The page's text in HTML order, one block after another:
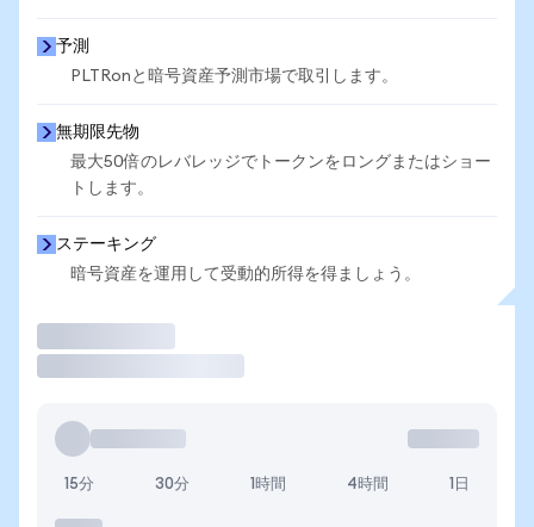
予測
PLTRonと暗号資産予測市場で取引します。
無期限先物
最大50倍のレバレッジでトークンをロングまたはショー
トします。
ステーキング
暗号資産を運用して受動的所得を得ましょう。
15分 30分 1時間 4時間 1日